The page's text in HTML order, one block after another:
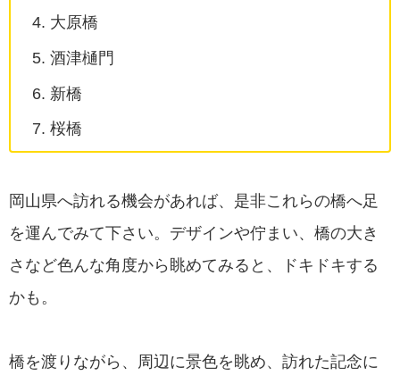
大原橋
酒津樋門
新橋
桜橋
岡山県へ訪れる機会があれば、是非これらの橋へ足
を運んでみて下さい。デザインや佇まい、橋の大き
さなど色んな角度から眺めてみると、ドキドキする
かも。
橋を渡りながら、周辺に景色を眺め、訪れた記念に